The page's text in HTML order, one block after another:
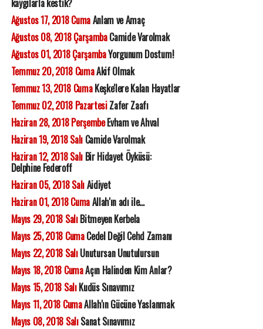
kaygılarla kestik?
Ağustos 17, 2018 CumaAnlam ve Amaç
Ağustos 08, 2018 ÇarşambaCamide Varolmak
Ağustos 01, 2018 ÇarşambaYorgunum Dostum!
Temmuz 20, 2018 CumaAkif Olmak
Temmuz 13, 2018 CumaKeşke'lere Kalan Hayatlar
Temmuz 02, 2018 PazartesiZafer Zaafı
Haziran 28, 2018 PerşembeEvham ve Ahval
Haziran 19, 2018 SalıCamide Varolmak
Haziran 12, 2018 SalıBir Hidayet Öyküsü:
Delphine Federoff
Haziran 05, 2018 SalıAidiyet
Haziran 01, 2018 CumaAllah'ın adı ile...
Mayıs 29, 2018 SalıBitmeyen Kerbela
Mayıs 25, 2018 CumaCedel Değil Cehd Zamanı
Mayıs 22, 2018 SalıUnutursan Unutulursun
Mayıs 18, 2018 CumaAçın Halinden Kim Anlar?
Mayıs 15, 2018 SalıKudüs Sınavımız
Mayıs 11, 2018 CumaAllah'ın Gücüne Yaslanmak
Mayıs 08, 2018 SalıSanat Sınavımız